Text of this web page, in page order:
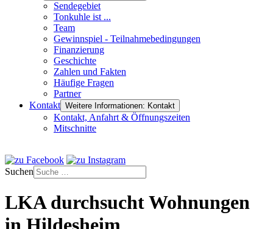
Sendegebiet
Tonkuhle ist ...
Team
Gewinnspiel - Teilnahmebedingungen
Finanzierung
Geschichte
Zahlen und Fakten
Häufige Fragen
Partner
Kontakt Weitere Informationen: Kontakt
Kontakt, Anfahrt & Öffnungszeiten
Mitschnitte
Suchen
LKA durchsucht Wohnungen